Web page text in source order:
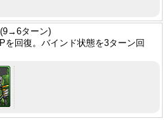
(9→6ターン)
を回復。バインド状態を3ターン回